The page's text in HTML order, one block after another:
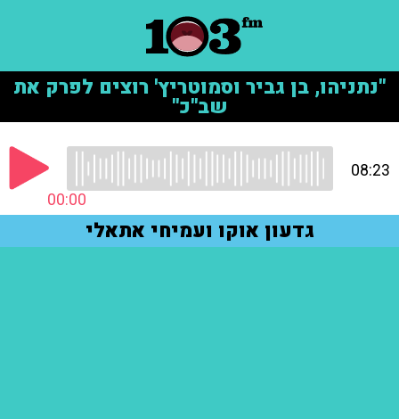
"נתניהו, בן גביר וסמוטריץ' רוצים לפרק את
שב"כ"
00:00
08:23
גדעון אוקו ועמיחי אתאלי